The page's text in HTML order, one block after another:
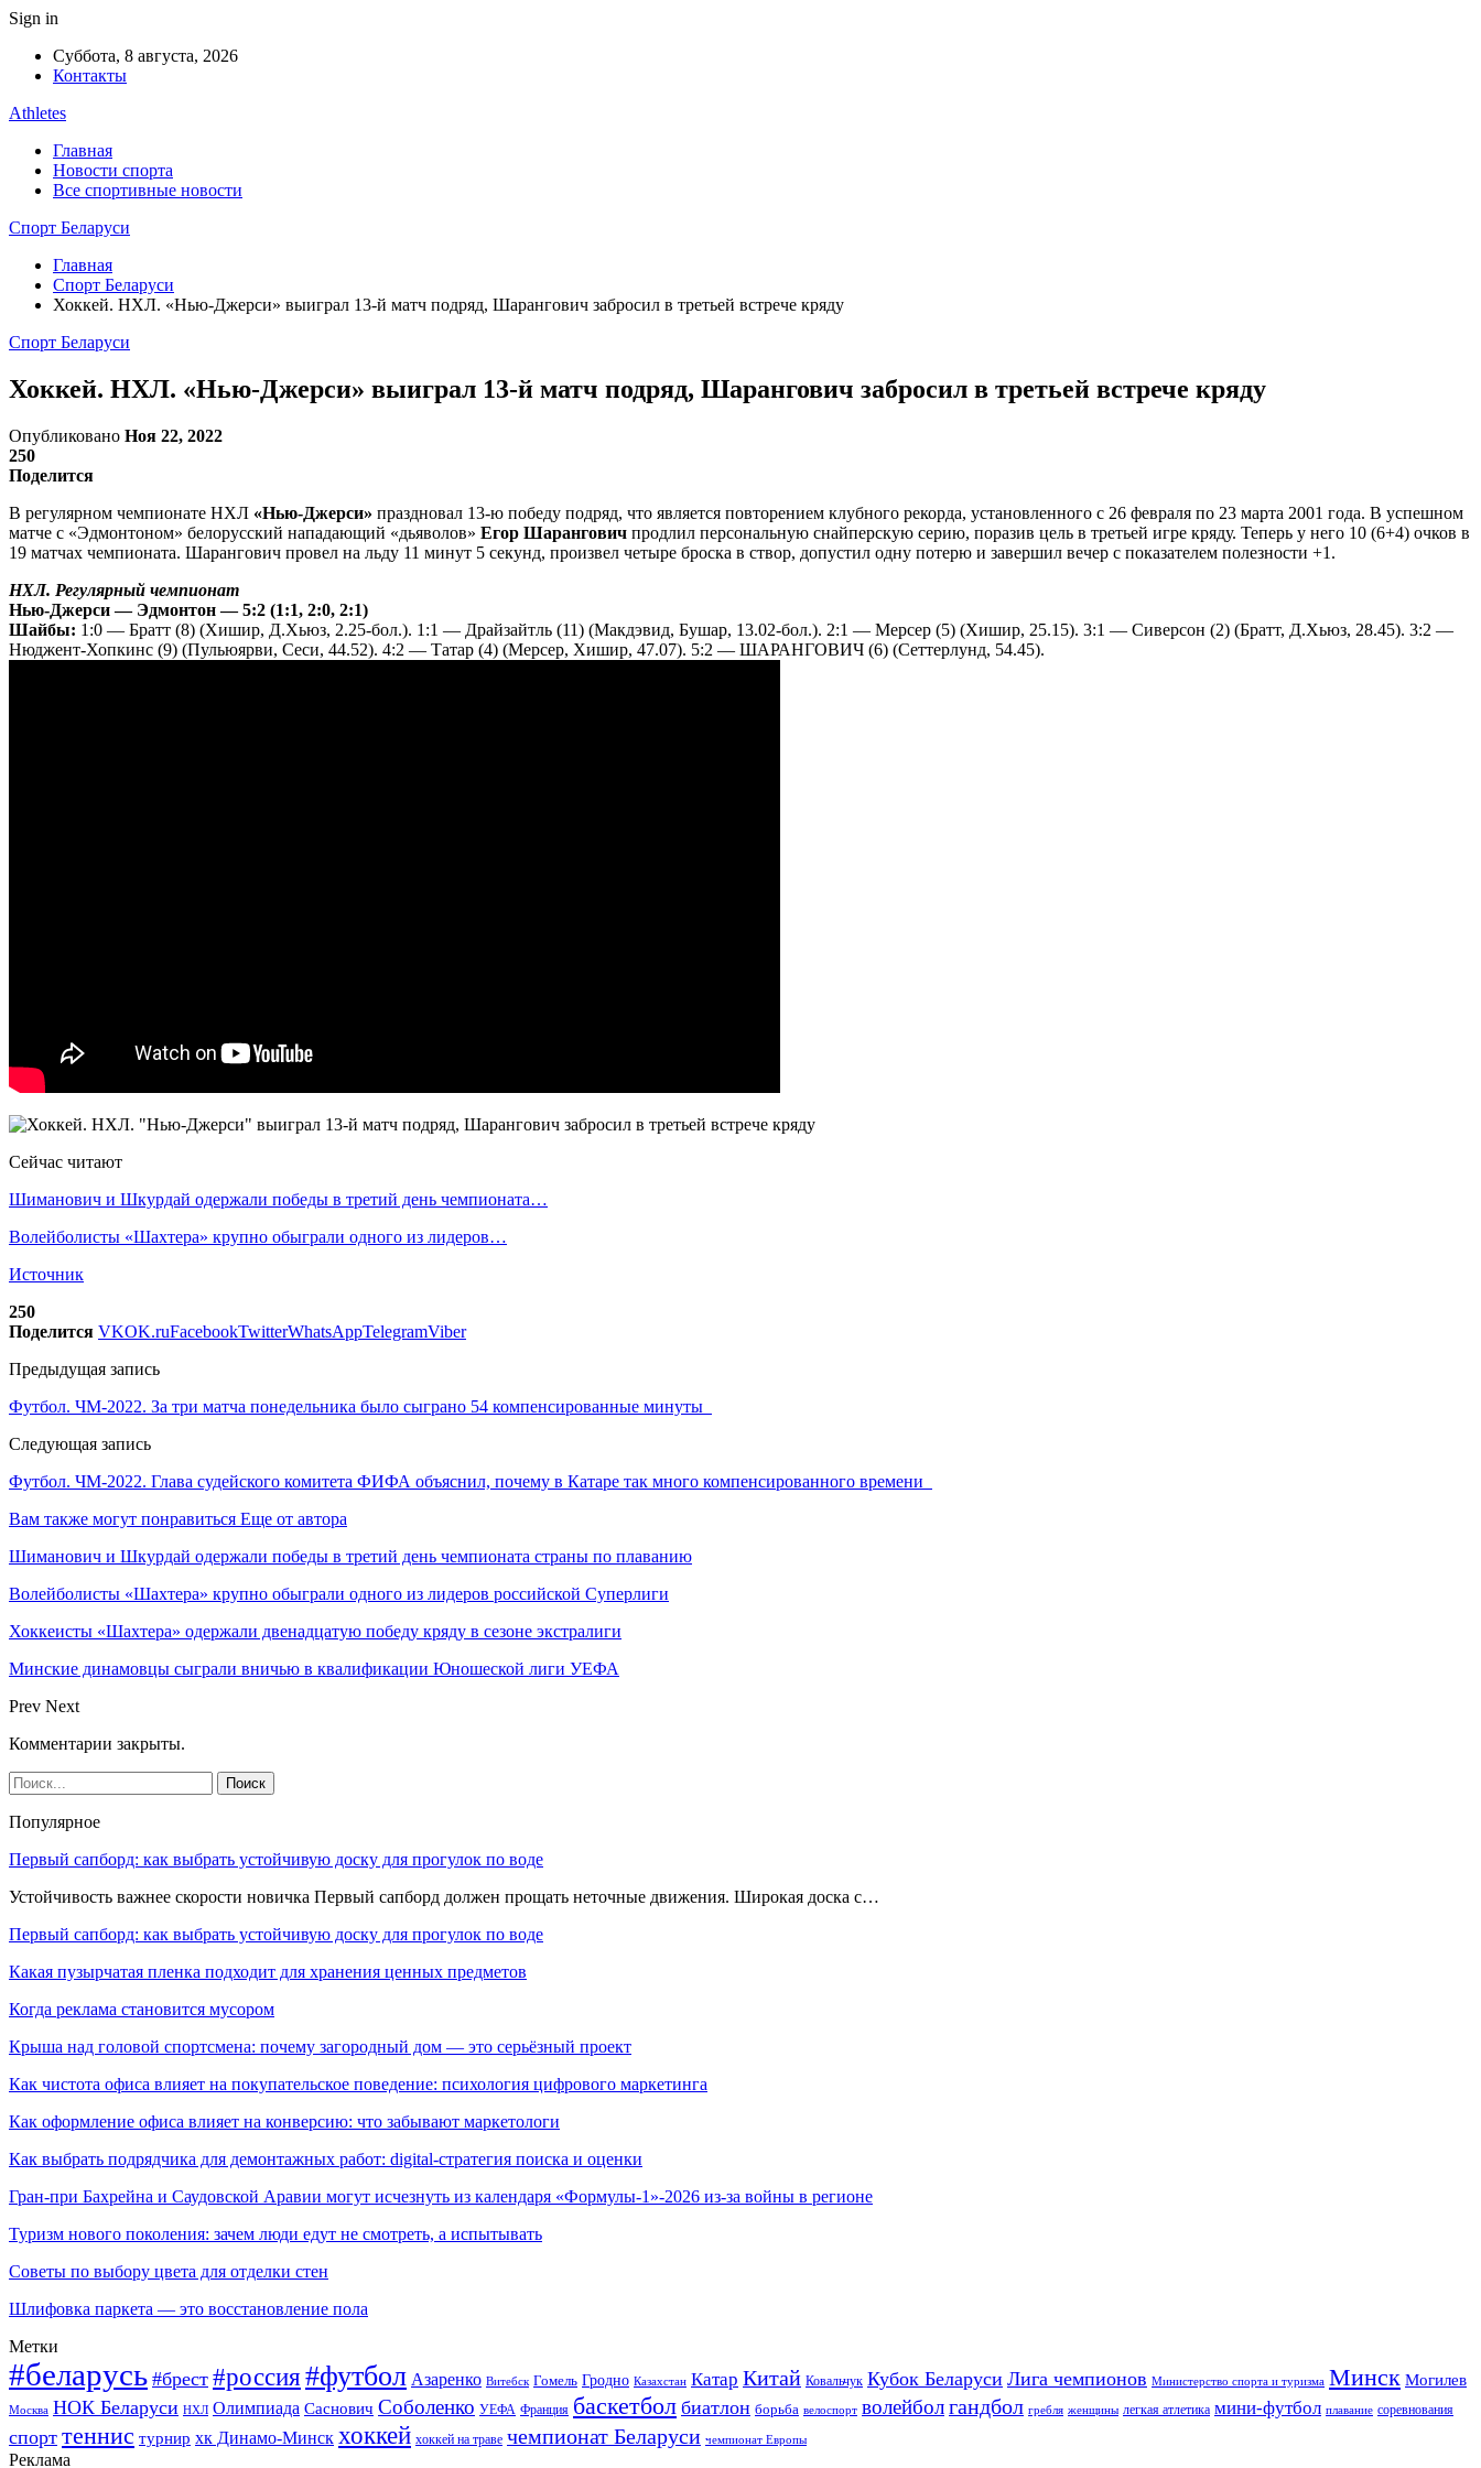
Sign in
Суббота, 8 августа, 2026
Контакты
Athletes
Главная
Новости спорта
Все спортивные новости
Спорт Беларуси
Главная
Спорт Беларуси
Хоккей. НХЛ. «Нью-Джерси» выиграл 13-й матч подряд, Шарангович забросил в третьей встрече кряду
Спорт Беларуси
Хоккей. НХЛ. «Нью-Джерси» выиграл 13-й матч подряд, Шарангович забросил в третьей встрече кряду
Опубликовано Ноя 22, 2022
250
Поделится
В регулярном чемпионате НХЛ «Нью-Джерси» праздновал 13-ю победу подряд, что является повторением клубного рекорда, установленного с 26 февраля по 23 марта 2001 года. В успешном
матче с «Эдмонтоном» белорусский нападающий «дьяволов» Егор Шарангович продлил персональную снайперскую серию, поразив цель в третьей игре кряду. Теперь у него 10 (6+4) очков в
19 матчах чемпионата. Шарангович провел на льду 11 минут 5 секунд, произвел четыре броска в створ, допустил одну потерю и завершил вечер с показателем полезности +1.
НХЛ. Регулярный чемпионат
Нью-Джерси — Эдмонтон — 5:2 (1:1, 2:0, 2:1)
Шайбы: 1:0 — Братт (8) (Хишир, Д.Хьюз, 2.25-бол.). 1:1 — Драйзайтль (11) (Макдэвид, Бушар, 13.02-бол.). 2:1 — Мерсер (5) (Хишир, 25.15). 3:1 — Сиверсон (2) (Братт, Д.Хьюз, 28.45). 3:2 —
Нюджент-Хопкинс (9) (Пульюярви, Сеси, 44.52). 4:2 — Татар (4) (Мерсер, Хишир, 47.07). 5:2 — ШАРАНГОВИЧ (6) (Сеттерлунд, 54.45).
Сейчас читают
Шиманович и Шкурдай одержали победы в третий день чемпионата…
Волейболисты «Шахтера» крупно обыграли одного из лидеров…
Источник
250
Поделится VKOK.ruFacebookTwitterWhatsAppTelegramViber
Предыдущая запись
Футбол. ЧМ-2022. За три матча понедельника было сыграно 54 компенсированные минуты
Следующая запись
Футбол. ЧМ-2022. Глава судейского комитета ФИФА объяснил, почему в Катаре так много компенсированного времени
Вам также могут понравиться Еще от автора
Шиманович и Шкурдай одержали победы в третий день чемпионата страны по плаванию
Волейболисты «Шахтера» крупно обыграли одного из лидеров российской Суперлиги
Хоккеисты «Шахтера» одержали двенадцатую победу кряду в сезоне экстралиги
Минские динамовцы сыграли вничью в квалификации Юношеской лиги УЕФА
Prev Next
Комментарии закрыты.
Популярное
Первый сапборд: как выбрать устойчивую доску для прогулок по воде
Устойчивость важнее скорости новичка Первый сапборд должен прощать неточные движения. Широкая доска с…
Первый сапборд: как выбрать устойчивую доску для прогулок по воде
Какая пузырчатая пленка подходит для хранения ценных предметов
Когда реклама становится мусором
Крыша над головой спортсмена: почему загородный дом — это серьёзный проект
Как чистота офиса влияет на покупательское поведение: психология цифрового маркетинга
Как оформление офиса влияет на конверсию: что забывают маркетологи
Как выбрать подрядчика для демонтажных работ: digital-стратегия поиска и оценки
Гран-при Бахрейна и Саудовской Аравии могут исчезнуть из календаря «Формулы-1»-2026 из-за войны в регионе
Туризм нового поколения: зачем люди едут не смотреть, а испытывать
Советы по выбору цвета для отделки стен
Шлифовка паркета — это восстановление пола
Метки
#беларусь #брест #россия#футбол Азаренко Витебск Гомель Гродно Казахстан Катар Китай Ковальчук Кубок Беларуси Лига чемпионов Министерство спорта и туризма Минск Могилев
Москва НОК Беларуси НХЛ Олимпиада Саснович Соболенко УЕФА Франция баскетбол биатлон борьба велоспорт волейболгандбол гребля женщины легкая атлетика мини-футбол плавание соревнования
спорт теннис турнир хк Динамо-Минск хоккей хоккей на траве чемпионат Беларуси чемпионат Европы
Реклама